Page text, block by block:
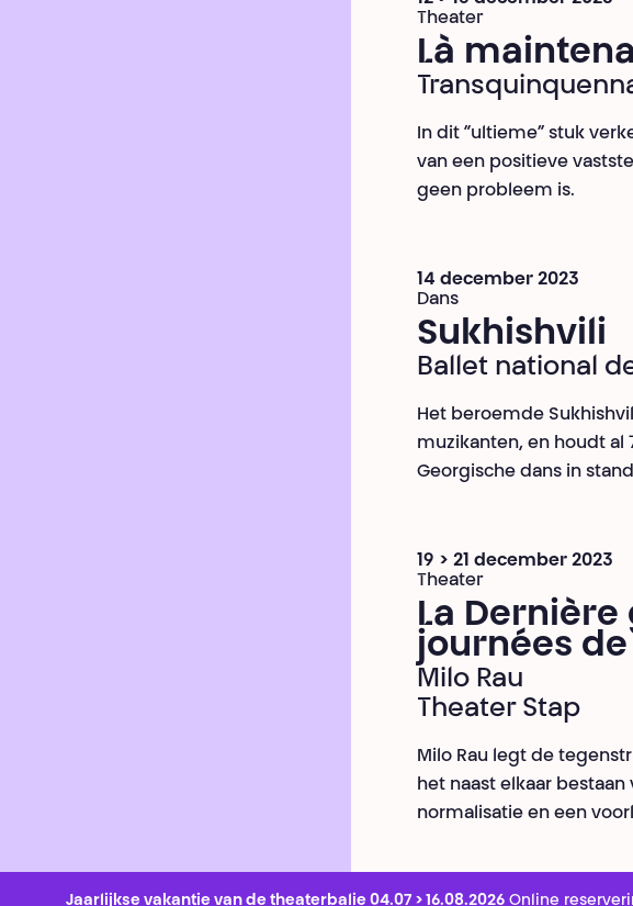
Theater
Là
In dit “ultieme” stuk
van een positieve
geen probleem is.
14 december 2023
Dans
Sukhishvili
Ballet national
Het beroemde
muzikanten, en houdt al
Georgische dans in
19 > 21 december 2023
Theater
La Dernière
journées
Milo Rau
Theater Stap
Milo Rau legt de
het naast elkaar
normalisatie en een
Jaarlijkse vakantie van de theaterbalie 04.07 > 16.08.2026 Online